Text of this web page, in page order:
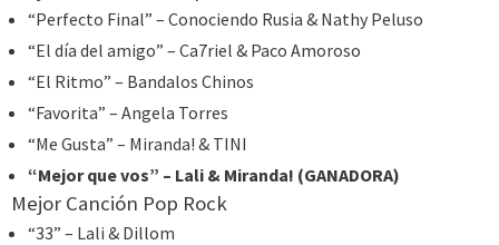
“Perfecto Final” – Conociendo Rusia & Nathy Peluso
“El día del amigo” – Ca7riel & Paco Amoroso
“El Ritmo” – Bandalos Chinos
“Favorita” – Angela Torres
“Me Gusta” – Miranda! & TINI
“Mejor que vos” – Lali & Miranda! (GANADORA)
Mejor Canción Pop Rock
“33” – Lali & Dillom